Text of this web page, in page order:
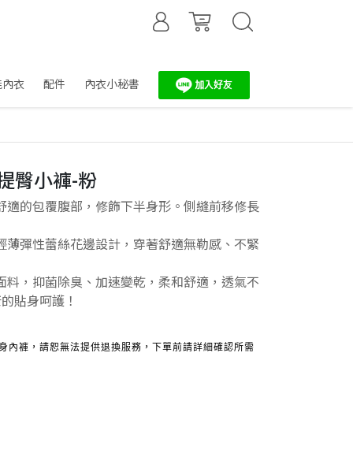
衣 配件 內衣小秘書
臀小褲-粉
適的包覆腹部，修飾下半身形。側縫前移修長
薄彈性蕾絲花邊設計，穿著舒適無勒感、不緊
料，抑菌除臭、加速變乾，柔和舒適，透氣不
貼身呵護！
內褲，請恕無法提供退換服務，下單前請詳細確認所需